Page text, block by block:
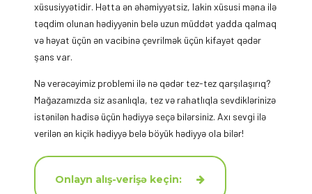
xüsusiyyətidir. Hətta ən əhəmiyyətsiz, lakin xüsusi məna ilə
təqdim olunan hədiyyənin belə uzun müddət yadda qalmaq
və həyat üçün ən vacibinə çevrilmək üçün kifayət qədər
şans var.
Nə verəcəyimiz problemi ilə nə qədər tez-tez qarşılaşırıq?
Mağazamızda siz asanlıqla, tez və rahatlıqla sevdiklərinizə
istənilən hadisə üçün hədiyyə seçə bilərsiniz. Axı sevgi ilə
verilən ən kiçik hədiyyə belə böyük hədiyyə ola bilər!
Onlayn alış-verişə keçin: